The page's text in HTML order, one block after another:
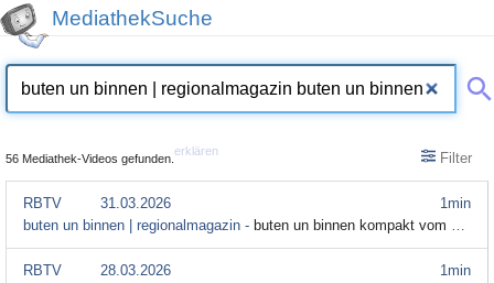
MediathekSuche
56 Mediathek-Videos gefunden.
erklären Filter
1min
RBTV
31.03.2026
buten un binnen | regionalmagazin - buten un binnen kompakt vom 31. März
1min
RBTV
28.03.2026